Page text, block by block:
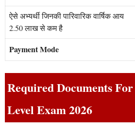
ऐसे अभ्यर्थी जिनकी पारिवारिक वार्षिक आय
2.50 लाख से कम है
Payment Mode
Required Documents
Level Exam 2026